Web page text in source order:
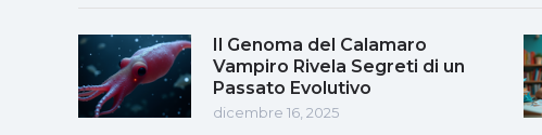
Il Genoma del Calamaro
Vampiro Rivela Segreti di un
Passato Evolutivo
dicembre 16, 2025